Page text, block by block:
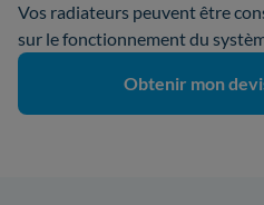
Vos radiateurs peuvent être
sur le fonctionnement du
Obtenir mon